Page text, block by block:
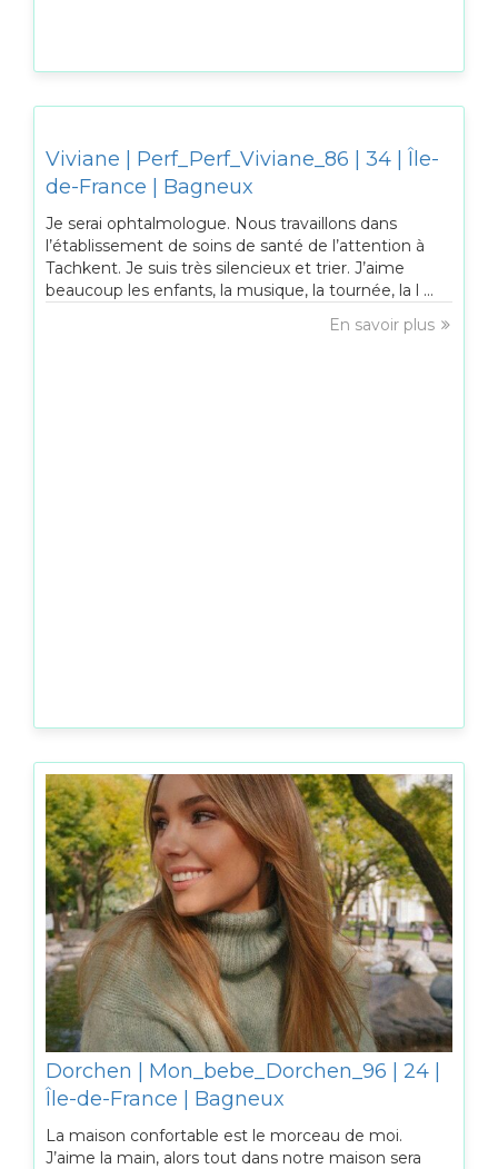
Viviane | Perf_Perf_Viviane_86 | 34 | Île-
de-France | Bagneux
Je serai ophtalmologue. Nous travaillons dans
l’établissement de soins de santé de l’attention à
Tachkent. Je suis très silencieux et trier. J’aime
beaucoup les enfants, la musique, la tournée, la l ...
En savoir plus
Dorchen | Mon_bebe_Dorchen_96 | 24 |
Île-de-France | Bagneux
La maison confortable est le morceau de moi.
J’aime la main, alors tout dans notre maison sera